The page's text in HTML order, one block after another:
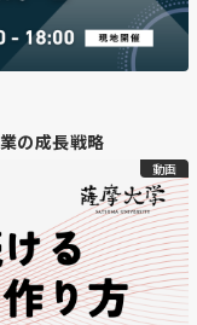
の成長戦略
動画